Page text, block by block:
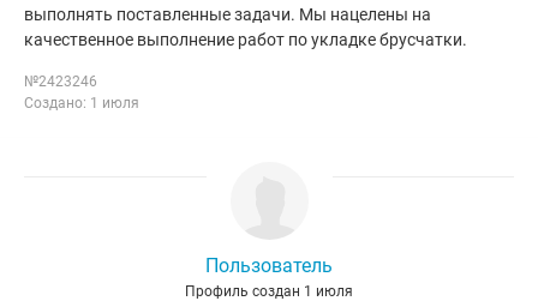
выполнять поставленные задачи. Мы нацелены на
качественное выполнение работ по укладке брусчатки.
№2423246
Создано: 1 июля
Пользователь
Профиль создан 1 июля